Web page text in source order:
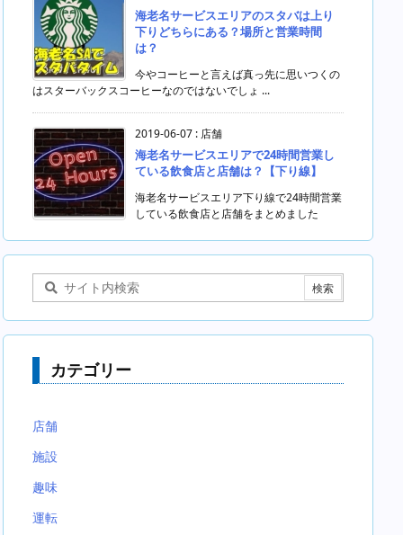
海老名サービスエリアのスタバは上り
下りどちらにある？場所と営業時間
は？
今やコーヒーと言えば真っ先に思いつくの
はスターバックスコーヒーなのではないでしょ ...
2019-06-07 : 店舗
海老名サービスエリアで24時間営業し
ている飲食店と店舗は？【下り線】
海老名サービスエリア下り線で24時間営業
している飲食店と店舗をまとめました
カテゴリー
店舗
施設
趣味
運転